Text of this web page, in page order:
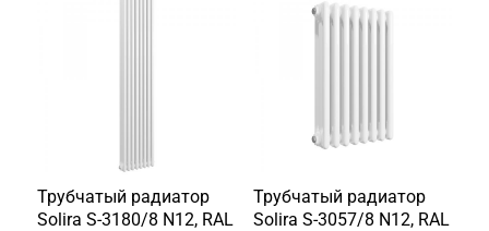
Трубчатый радиатор
Solira S-3180/8 N12, RAL
Трубчатый радиатор
Solira S-3057/8 N12, RAL